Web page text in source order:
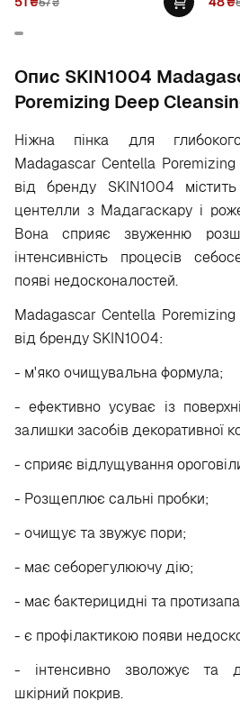
Опис SKIN1004
Poremizing Deep
Ніжна пінка для
Madagascar Centella
від бренду SKIN1004 містить
центелли з Мадагаскару і
Вона сприяє звуженню
інтенсивність процесів
появі недосконалостей.
Madagascar Centella
від бренду SKIN1004:
- м'яко очищувальна формула;
- ефективно усуває із
залишки засобів декоративної
- сприяє відлущування
- Розщеплює сальні пробки;
- очищує та звужує пори;
- має себорегулюючу дію;
- має бактерицидні та
- є профілактикою появи
- інтенсивно зволожує та
шкірний покрив.